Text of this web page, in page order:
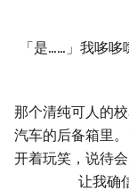
「是……」我哆
那个清纯可人的
汽车的后备箱里
开着玩笑，说待
让我确